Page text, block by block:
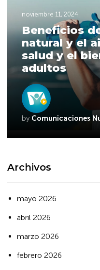
noviembre 11, 2024
Beneficios
natural y el
salud y el
adultos
by Comunicaciones
Archivos
mayo 2026
abril 2026
marzo 2026
febrero 2026